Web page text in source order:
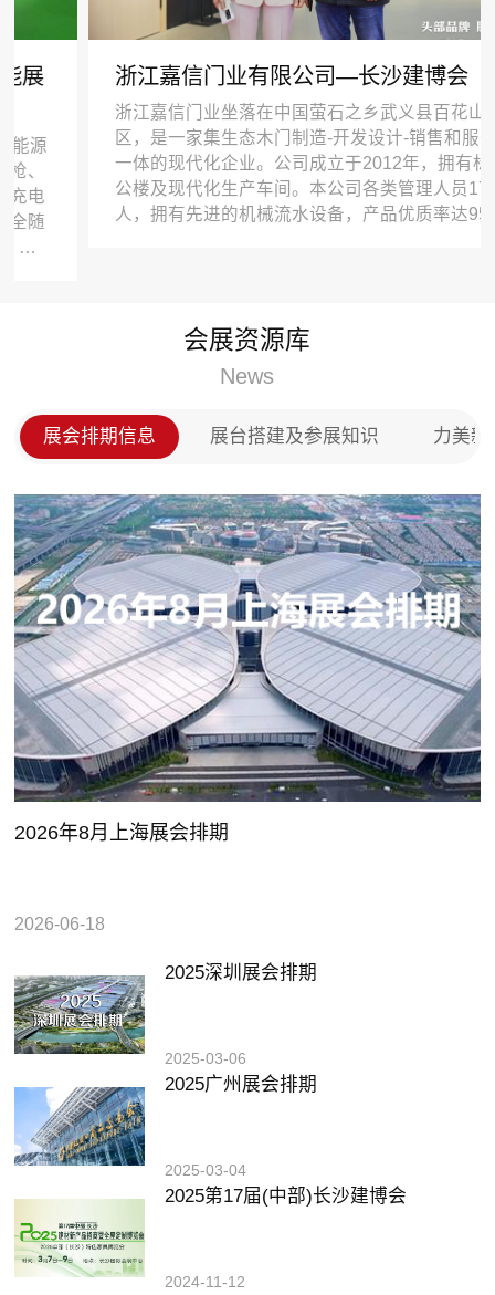
浙江嘉信门业有限公司—长沙建博会
浙江嘉信门业坐落在中国萤石之乡武义县百花山工业
区，是一家集生态木门制造-开发设计-销售和服务于
一体的现代化企业。公司成立于2012年，拥有标准办
公楼及现代化生产车间。本公司各类管理人员179
人，拥有先进的机械流水设备，产品优质率达95%以
户的称赞，在全国木门以及全屋定制市场上占领了一
会展资源库
News
展会排期信息 展台搭建及参展知识 力美新
2026年8月上海展会排期
2026-06-18
2025深圳展会排期
2025-03-06
2025广州展会排期
2025-03-04
2025第17届(中部)长沙建博会
2024-11-12